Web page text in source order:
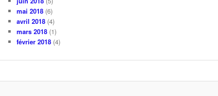
mai 2018 (6)
avril 2018 (4)
mars 2018 (1)
février 2018 (4)